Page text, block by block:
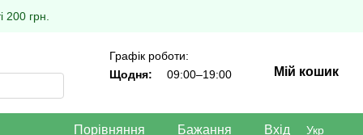
грн.
Графік роботи:
Щодня:
09:00–19:00 Мій кошик
Порівняння Бажання Вхід Укр